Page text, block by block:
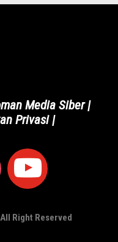
Media Siber|
Privasi|
Right Reserved